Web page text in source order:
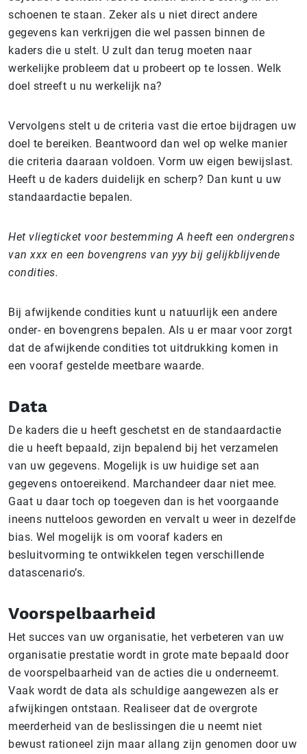
schoenen te staan. Zeker als u niet direct andere
gegevens kan verkrijgen die wel passen binnen de
kaders die u stelt. U zult dan terug moeten naar
werkelijke probleem dat u probeert op te lossen. Welk
doel streeft u nu werkelijk na?
Vervolgens stelt u de criteria vast die ertoe bijdragen uw
doel te bereiken. Beantwoord dan wel op welke manier
die criteria daaraan voldoen. Vorm uw eigen bewijslast.
Heeft u de kaders duidelijk en scherp? Dan kunt u uw
standaardactie bepalen.
Het vliegticket voor bestemming A heeft een ondergrens
van xxx en een bovengrens van yyy bij gelijkblijvende
condities.
Bij afwijkende condities kunt u natuurlijk een andere
onder- en bovengrens bepalen. Als u er maar voor zorgt
dat de afwijkende condities tot uitdrukking komen in
een vooraf gestelde meetbare waarde.
Data
De kaders die u heeft geschetst en de standaardactie
die u heeft bepaald, zijn bepalend bij het verzamelen
van uw gegevens. Mogelijk is uw huidige set aan
gegevens ontoereikend. Marchandeer daar niet mee.
Gaat u daar toch op toegeven dan is het voorgaande
ineens nutteloos geworden en vervalt u weer in dezelfde
bias. Wel mogelijk is om vooraf kaders en
besluitvorming te ontwikkelen tegen verschillende
datascenario’s.
Voorspelbaarheid
Het succes van uw organisatie, het verbeteren van uw
organisatie prestatie wordt in grote mate bepaald door
de voorspelbaarheid van de acties die u onderneemt.
Vaak wordt de data als schuldige aangewezen als er
afwijkingen ontstaan. Realiseer dat de overgrote
meerderheid van de beslissingen die u neemt niet
bewust rationeel zijn maar allang zijn genomen door uw